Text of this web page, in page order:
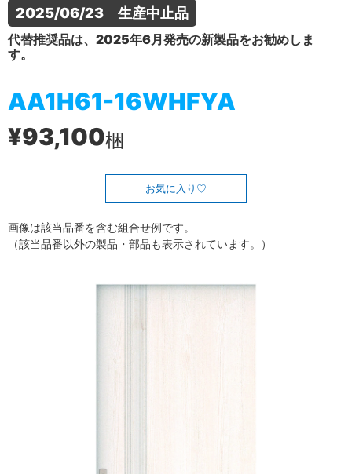
2025/06/23　生産中止品
代替推奨品は、2025年6月発売の新製品をお勧めしま
す。
AA1H61-16WHFYA
¥93,100梱
お気に入り
画像は該当品番を含む組合せ例です。
（該当品番以外の製品・部品も表示されています。）